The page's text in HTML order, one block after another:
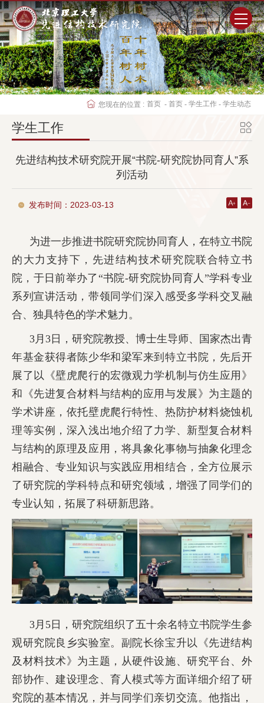
首页
研究院概况
师资队伍
科学研究
人才培养
学生工作
校友工作
学校主页 English
您现在的位置 : 首页 - 首页 - 学生工作 - 学生动态
学生工作
先进结构技术研究院开展“书院-研究院协同育人”系
列活动
发布时间：2023-03-13
为进一步推进书院研究院协同育人，在特立书院
的大力支持下，先进结构技术研究院联合特立书
院，于日前举办了“书院-研究院协同育人”学科专业
系列宣讲活动，带领同学们深入感受多学科交叉融
合、独具特色的学术魅力。
3月3日，研究院教授、博士生导师、国家杰出青
年基金获得者陈少华和梁军来到特立书院，先后开
展了以《壁虎爬行的宏微观力学机制与仿生应用》
和《先进复合材料与结构的应用与发展》为主题的
学术讲座，依托壁虎爬行特性、热防护材料烧蚀机
理等实例，深入浅出地介绍了力学、新型复合材料
与结构的原理及应用，将具象化事物与抽象化理念
相融合、专业知识与实践应用相结合，全方位展示
了研究院的学科特点和研究领域，增强了同学们的
专业认知，拓展了科研新思路。
3月5日，研究院组织了五十余名特立书院学生参
观研究院良乡实验室。副院长徐宝升以《先进结构
及材料技术》为主题，从硬件设施、研究平台、外
部协作、建设理念、育人模式等方面详细介绍了研
究院的基本情况，并与同学们亲切交流。他指出，